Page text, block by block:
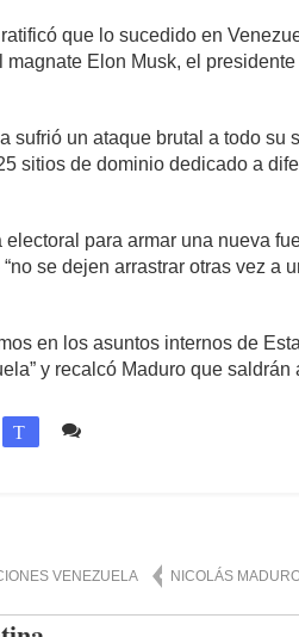
que lo sucedido en
Elon Musk, el
sufrió un ataque brutal a todo
sitios de dominio dedicado a
electoral para armar una nueva
se dejen arrastrar otras vez
en los asuntos internos de
y recalcó Maduro que
T
VENEZUELA NICOLÁS